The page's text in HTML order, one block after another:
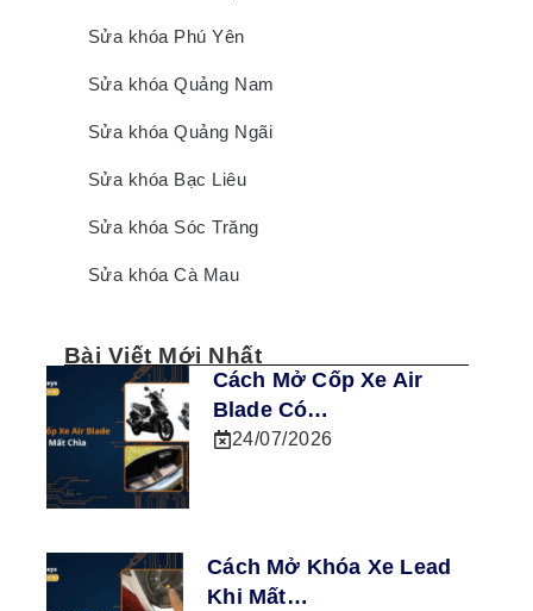
Sửa khóa Phú Yên
Sửa khóa Quảng Nam
Sửa khóa Quảng Ngãi
Sửa khóa Bạc Liêu
Sửa khóa Sóc Trăng
Sửa khóa Cà Mau
Bài Viết Mới Nhất
Cách Mở Cốp Xe Air
Blade Có…
24/07/2026
Cách Mở Khóa Xe Lead
Khi Mất…